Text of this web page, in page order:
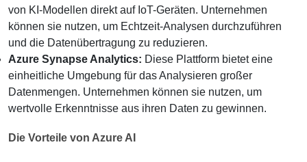
von KI-Modellen direkt auf IoT-Geräten. Unternehmen
können sie nutzen, um Echtzeit-Analysen durchzuführen
und die Datenübertragung zu reduzieren.
Azure Synapse Analytics: Diese Plattform bietet eine
einheitliche Umgebung für das Analysieren großer
Datenmengen. Unternehmen können sie nutzen, um
wertvolle Erkenntnisse aus ihren Daten zu gewinnen.
Die Vorteile von Azure AI